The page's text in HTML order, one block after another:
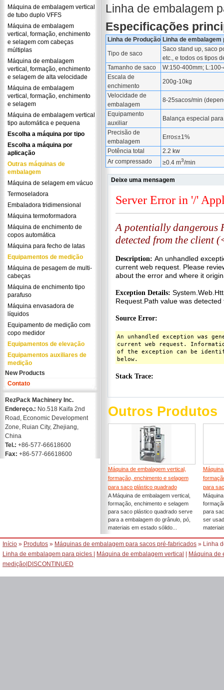
Máquina de embalagem vertical
de tubo duplo VFFS
Máquina de embalagem
vertical, formação, enchimento
e selagem com cabeças
múltiplas
Máquina de embalagem
vertical, formação, enchimento
e selagem de alta velocidade
Máquina de embalagem
vertical, formação, enchimento
e selagem
Máquina de embalagem vertical
tipo automática e pequena
Escolha a máquina por tipo
Escolha a máquina por
aplicação
Outras máquinas de
embalagem
Máquina de selagem em vácuo
Termoseladora
Embaladora tridimensional
Máquina termoformadora
Máquina de enchimento de
copos automática
Máquina para fecho de latas
Equipamentos de medição
Máquina de pesagem de multi-
cabeças
Máquina de enchimento tipo
parafuso
Máquina envasadora de
líquidos
Equipamento de medição com
copo medidor
Equipamentos de elevação
Equipamentos auxiliares de
medição
New Products
Contato
RezPack Machinery Inc.
Endereço.: No.518 Kaifa 2nd
Road, Economic Development
Zone, Ruian City, Zhejiang,
China
Tel.: +86-577-66618600
Fax: +86-577-66618600
Linha de embalagem
Especificações
Linha de Produção Linha de embalagem
Tipo de saco
Saco stand up, saco
etc., e todos os tipos
Tamanho de saco
W:150-400mm;
Escala de
enchimento
200g-10kg
Velocidade de
embalagem
8-25sacos/min
Equipamento
auxiliar
Balança especial
Precisão de
embalagem
Erro≤±1%
Potência total
2.2 kw
Ar compressado
≥0.4 m3/min
Deixe uma mensagem
Outros Produtos
Máquina de embalagem vertical,
formação, enchimento e selagem
para saco plástico quadrado
A Máquina de embalagem vertical,
formação, enchimento e selagem
para saco plástico quadrado serve
para a embalagem do grânulo, pó,
materiais em estado sólido...
para
para
ser
Início » Produtos » Máquinas de embalagem para sacos pré-fabricados » Linha
Linha de embalagem para picles
Máquina de embalagem vertical
Máquina de
medição DISCONTINUED